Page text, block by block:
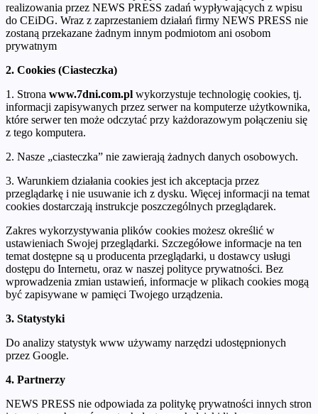
realizowania przez NEWS PRESS zadań wypływających z wpisu
do CEiDG. Wraz z zaprzestaniem działań firmy NEWS PRESS nie
zostaną przekazane żadnym innym podmiotom ani osobom
prywatnym
2. Cookies (Ciasteczka)
1. Strona www.7dni.com.pl wykorzystuje technologię cookies, tj.
informacji zapisywanych przez serwer na komputerze użytkownika,
które serwer ten może odczytać przy każdorazowym połączeniu się
z tego komputera.
2. Nasze „ciasteczka” nie zawierają żadnych danych osobowych.
3. Warunkiem działania cookies jest ich akceptacja przez
przeglądarkę i nie usuwanie ich z dysku. Więcej informacji na temat
cookies dostarczają instrukcje poszczególnych przeglądarek.
Zakres wykorzystywania plików cookies możesz określić w
ustawieniach Swojej przeglądarki. Szczegółowe informacje na ten
temat dostępne są u producenta przeglądarki, u dostawcy usługi
dostępu do Internetu, oraz w naszej polityce prywatności. Bez
wprowadzenia zmian ustawień, informacje w plikach cookies mogą
być zapisywane w pamięci Twojego urządzenia.
3. Statystyki
Do analizy statystyk www używamy narzędzi udostępnionych
przez Google.
4. Partnerzy
NEWS PRESS nie odpowiada za politykę prywatności innych stron